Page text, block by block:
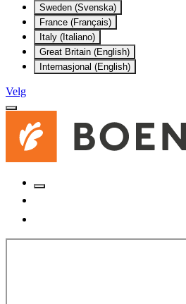
Sweden (Svenska)
France (Français)
Italy (Italiano)
Great Britain (English)
Internasjonal (English)
Velg